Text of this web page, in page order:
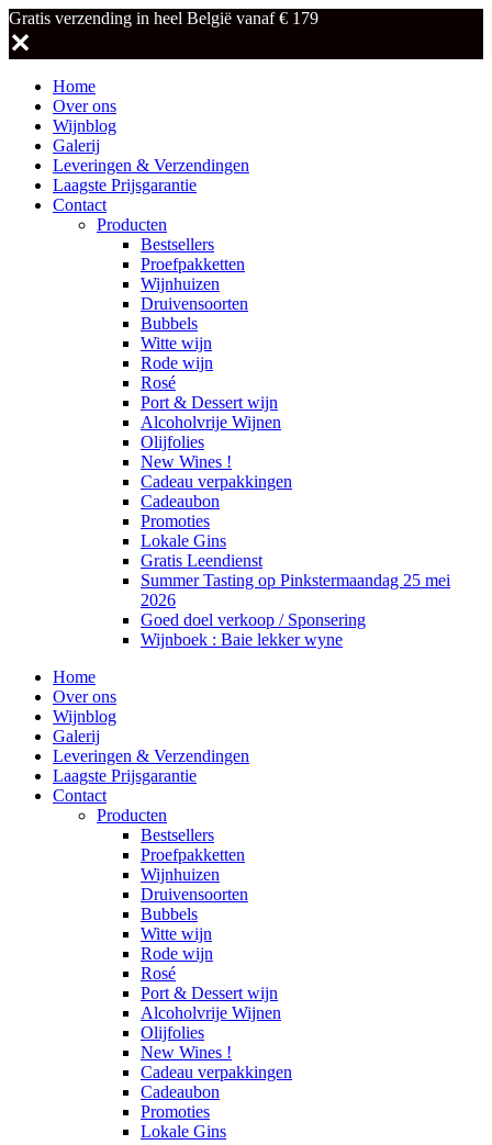
Gratis verzending in heel België vanaf € 179
✕
Home
Over ons
Wijnblog
Galerij
Leveringen & Verzendingen
Laagste Prijsgarantie
Contact
Producten
Bestsellers
Proefpakketten
Wijnhuizen
Druivensoorten
Bubbels
Witte wijn
Rode wijn
Rosé
Port & Dessert wijn
Alcoholvrije Wijnen
Olijfolies
New Wines !
Cadeau verpakkingen
Cadeaubon
Promoties
Lokale Gins
Gratis Leendienst
Summer Tasting op Pinkstermaandag 25 mei
2026
Goed doel verkoop / Sponsering
Wijnboek : Baie lekker wyne
Home
Over ons
Wijnblog
Galerij
Leveringen & Verzendingen
Laagste Prijsgarantie
Contact
Producten
Bestsellers
Proefpakketten
Wijnhuizen
Druivensoorten
Bubbels
Witte wijn
Rode wijn
Rosé
Port & Dessert wijn
Alcoholvrije Wijnen
Olijfolies
New Wines !
Cadeau verpakkingen
Cadeaubon
Promoties
Lokale Gins